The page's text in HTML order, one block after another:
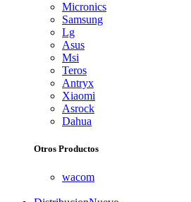
Micronics
Samsung
Lg
Asus
Msi
Teros
Antryx
Xiaomi
Asrock
Dahua
Otros Productos
wacom